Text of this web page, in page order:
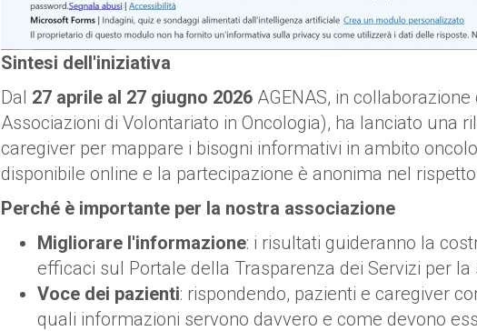
Sintesi dell'iniziativa
Dal 27 aprile al 27 giugno 2026 AGENAS, in collaborazione
Associazioni di Volontariato in Oncologia), ha lanciato una
caregiver per mappare i bisogni informativi in ambito
disponibile online e la partecipazione è anonima nel
Perché è importante per la nostra associazione
Migliorare l'informazione: i risultati guideranno la
efficaci sul Portale della Trasparenza dei Servizi per la
Voce dei pazienti: rispondendo, pazienti e caregiver
quali informazioni servono davvero e come devono